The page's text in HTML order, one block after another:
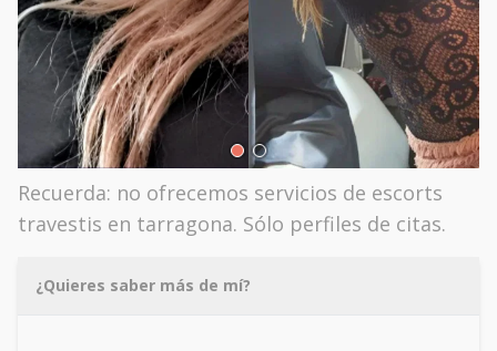
Recuerda: no ofrecemos servicios de escorts
travestis en tarragona. Sólo perfiles de citas.
¿Quieres saber más de mí?